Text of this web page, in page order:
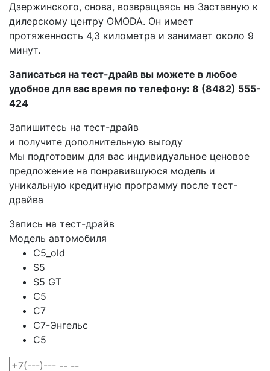
Дзержинского, снова, возвращаясь на Заставную к
дилерскому центру OMODA. Он имеет
протяженность 4,3 километра и занимает около 9
минут.
Записаться на тест-драйв вы можете в любое
удобное для вас время по телефону: 8 (8482) 555-
424
Запишитесь на тест-драйв
и получите дополнительную выгоду
Мы подготовим для вас индивидуальное ценовое
предложение на понравившуюся модель и
уникальную кредитную программу после тест-
драйва
Запись на тест-драйв
Модель автомобиля
C5_old
S5
S5 GT
C5
C7
C7-Энгельс
C5